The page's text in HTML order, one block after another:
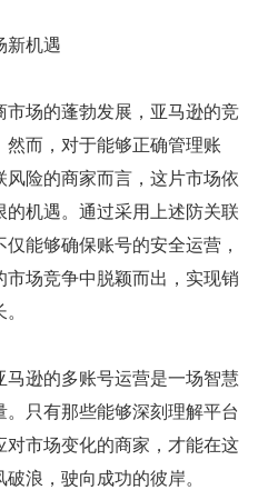
机遇
场的蓬勃发展，亚马逊的竞
然而，对于能够正确管理账
风险的商家而言，这片市场依
的机遇。通过采用上述防关联
仅能够确保账号的安全运营，
市场竞争中脱颖而出，实现销
逊的多账号运营是一场智慧
。只有那些能够深刻理解平台
对市场变化的商家，才能在这
破浪，驶向成功的彼岸。